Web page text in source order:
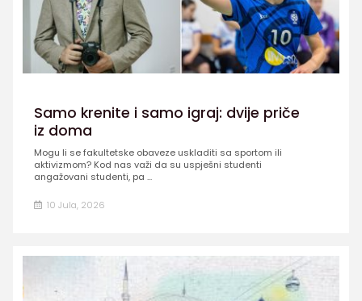
Samo krenite i samo igraj: dvije priče
iz doma
Mogu li se fakultetske obaveze uskladiti sa sportom ili
aktivizmom? Kod nas važi da su uspješni studenti
angažovani studenti, pa ...
10 Jula, 2026